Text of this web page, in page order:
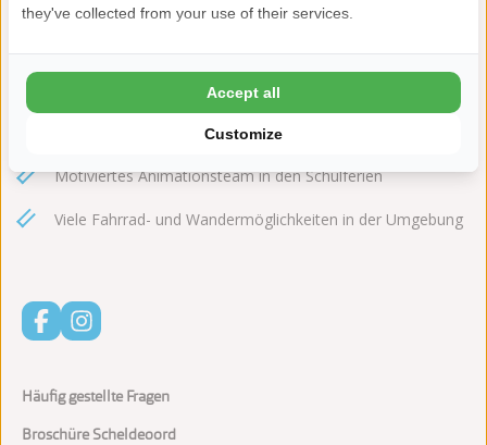
Ruhige Lage direkt am Deich
Hallen- und Freibad mit Rutsche
Motiviertes Animationsteam in den Schulferien
Viele Fahrrad- und Wandermöglichkeiten in der Umgebung
Häufig gestellte Fragen
Broschüre Scheldeoord
they've collected from your use of their services.
Customize
Accept all